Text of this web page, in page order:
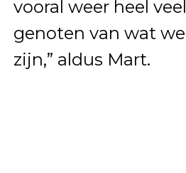
vooral weer heel
genoten van wat
zijn,” aldus Mart.